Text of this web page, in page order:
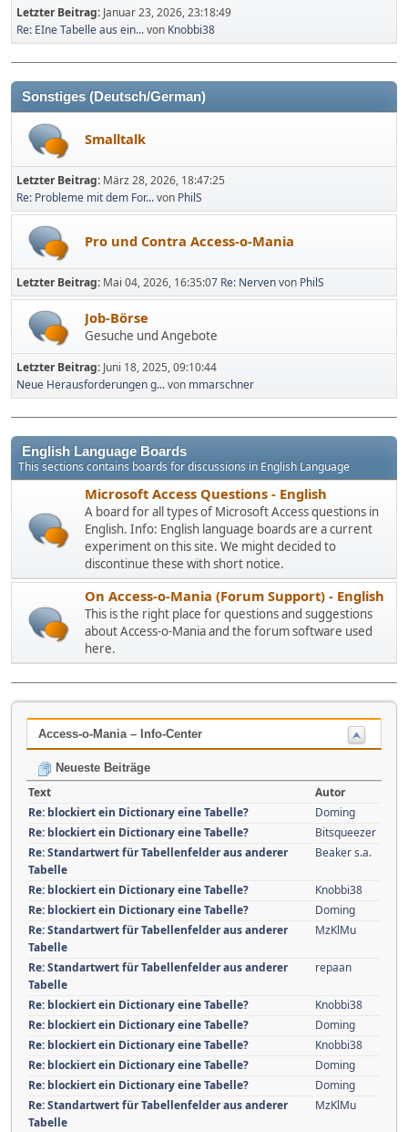
Letzter Beitrag: Januar 23, 2026, 23:18:49
Re: EIne Tabelle aus ein...von Knobbi38
Sonstiges (Deutsch/German)
Smalltalk
Letzter Beitrag: März 28, 2026, 18:47:25
Re: Probleme mit dem For...von PhilS
Pro und Contra Access-o-Mania
Letzter Beitrag: Mai 04, 2026, 16:35:07 Re: Nervenvon PhilS
Job-Börse
Gesuche und Angebote
Letzter Beitrag: Juni 18, 2025, 09:10:44
Neue Herausforderungen g...von mmarschner
English Language Boards
This sections contains boards for discussions in English Language
Microsoft Access Questions - English
A board for all types of Microsoft Access questions in
English. Info: English language boards are a current
experiment on this site. We might decided to
discontinue these with short notice.
On Access-o-Mania (Forum Support) - English
This is the right place for questions and suggestions
about Access-o-Mania and the forum software used
here.
Access-o-Mania – Info-Center
Neueste Beiträge
Text
Autor
Re: blockiert ein Dictionary eine Tabelle?
Doming
Re: blockiert ein Dictionary eine Tabelle?
Bitsqueezer
Re: Standartwert für Tabellenfelder aus anderer
Tabelle
Beaker s.a.
Re: blockiert ein Dictionary eine Tabelle?
Knobbi38
Re: blockiert ein Dictionary eine Tabelle?
Doming
Re: Standartwert für Tabellenfelder aus anderer
Tabelle
MzKlMu
Re: Standartwert für Tabellenfelder aus anderer
Tabelle
repaan
Re: blockiert ein Dictionary eine Tabelle?
Knobbi38
Re: blockiert ein Dictionary eine Tabelle?
Doming
Re: blockiert ein Dictionary eine Tabelle?
Knobbi38
Re: blockiert ein Dictionary eine Tabelle?
Doming
Re: blockiert ein Dictionary eine Tabelle?
Doming
Re: Standartwert für Tabellenfelder aus anderer
Tabelle
MzKlMu